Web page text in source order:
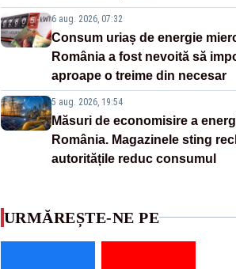
6 aug. 2026, 07:32
Consum uriaș de energie
România a fost nevoită să
aproape o treime din necesar
5 aug. 2026, 19:54
Măsuri de economisire a
România. Magazinele sting
autoritățile reduc consumul
URMĂREȘTE-NE PE